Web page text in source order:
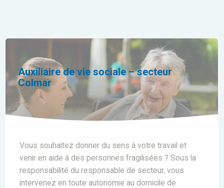
Auxiliaire de vie sociale – secteur
Colmar
Vous souhaitez donner du sens à votre travail et
venir en aide à des personnes fragilisées ? Sous la
responsabilité du responsable de secteur, vous
intervenez en toute autonomie au domicile de